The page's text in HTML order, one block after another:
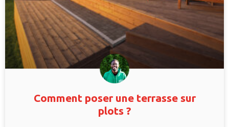
Comment poser une terrasse sur
plots ?